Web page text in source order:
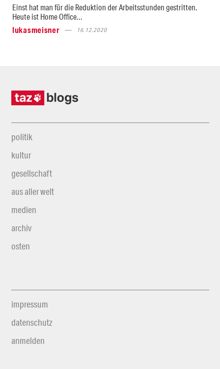
Einst hat man für die Reduktion der Arbeitsstunden gestritten.
Heute ist Home Office...
lukasmeisner
16.12.2020
politik
kultur
gesellschaft
aus aller welt
medien
archiv
osten
impressum
datenschutz
anmelden